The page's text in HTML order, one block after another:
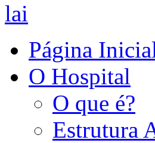
Página
O Hospital
O que é?
Estrutura